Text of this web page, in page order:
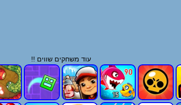
עוד משחקים שווים !!